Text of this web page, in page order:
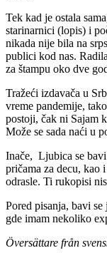
Tek kad je ostala
starinarnici (lopis) i
nikada nije bila na
publici kod nas.
za štampu oko dve
Tražeći izdavača u
vreme pandemije,
postoji, čak ni Sajam
Može se sada naći u
Inače, Ljubica se
pričama za decu, kao
odrasle. Ti rukopisi
Pored pisanja, bavi
gde imam nekoliko
Översättare från